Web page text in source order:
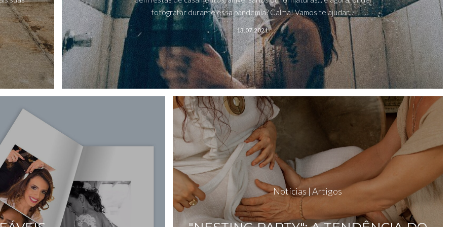
fotografar durante essa pandemia? Calma! Vamos te ajudar...
13.07.2021
Notícias | Artigos